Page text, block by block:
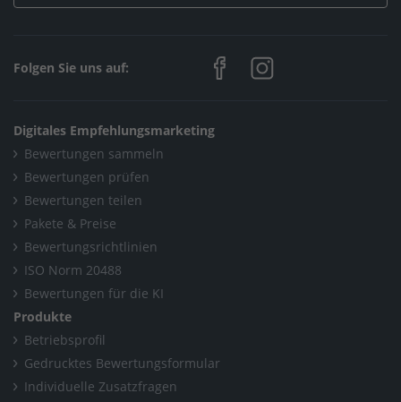
Folgen Sie uns auf:
Digitales Empfehlungsmarketing
Bewertungen sammeln
Bewertungen prüfen
Bewertungen teilen
Pakete & Preise
Bewertungsrichtlinien
ISO Norm 20488
Bewertungen für die KI
Produkte
Betriebsprofil
Gedrucktes Bewertungsformular
Individuelle Zusatzfragen